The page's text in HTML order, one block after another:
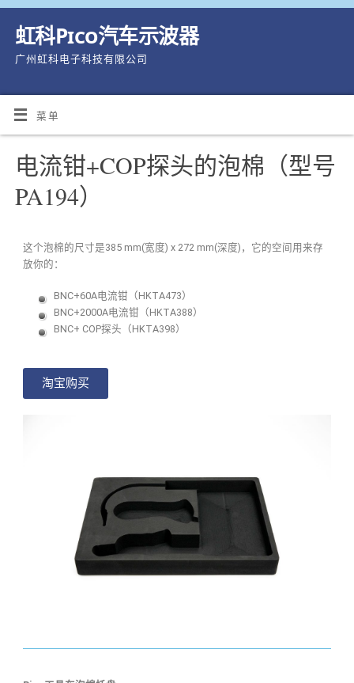
虹科Pico汽车示波器
广州虹科电子科技有限公司
菜单
电流钳+COP探头的泡棉（型号
PA194）
这个泡棉的尺寸是385 mm(宽度) x 272 mm(深度)，它的空间用来存
放你的：
BNC+60A电流钳（HKTA473）
BNC+2000A电流钳（HKTA388）
BNC+ COP探头（HKTA398）
淘宝购买